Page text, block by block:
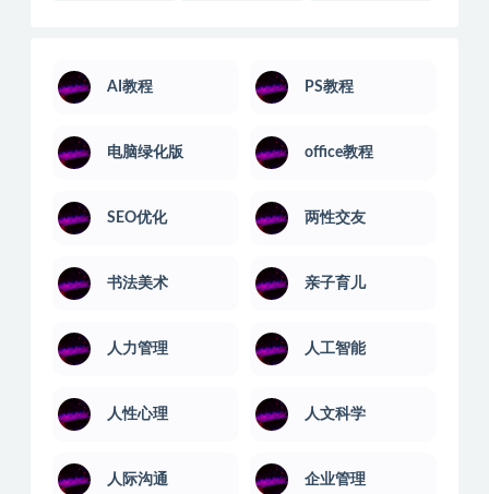
AI教程 PS教程
电脑绿化版 office教程
SEO优化 两性交友
书法美术 亲子育儿
人力管理 人工智能
人性心理 人文科学
人际沟通 企业管理